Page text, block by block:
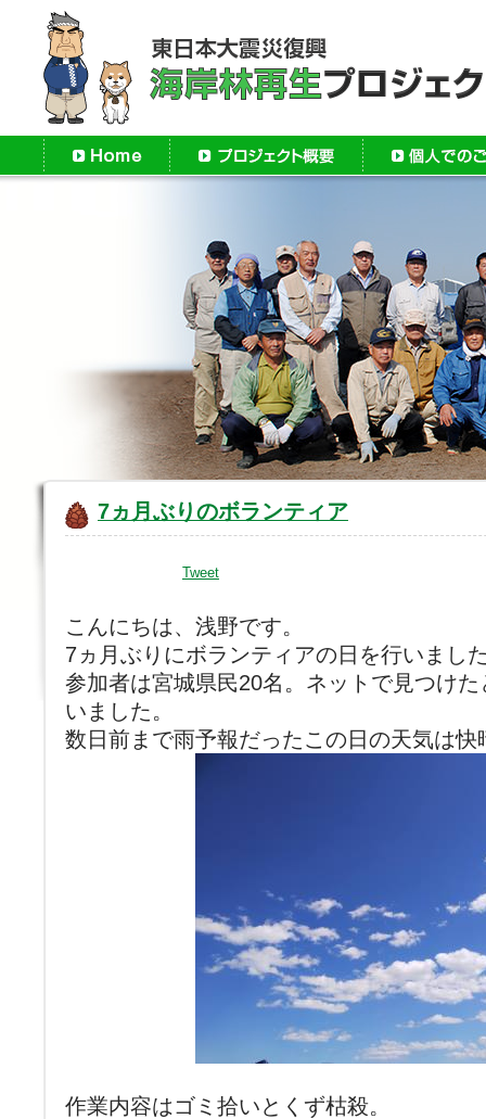
7ヵ月ぶりのボランティア
Tweet
こんにちは、浅野です。
7ヵ月ぶりにボランティアの日を行いまし
参加者は宮城県民20名。ネットで見つけ
いました。
数日前まで雨予報だったこの日の天気は
作業内容はゴミ拾いとくず枯殺。